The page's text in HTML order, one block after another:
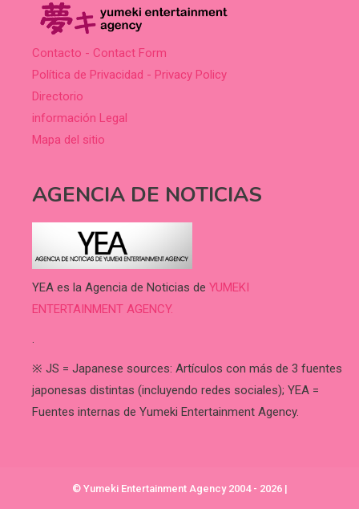
Contacto - Contact Form
Política de Privacidad - Privacy Policy
Directorio
información Legal
Mapa del sitio
AGENCIA DE NOTICIAS
YEA es la Agencia de Noticias de YUMEKI
ENTERTAINMENT AGENCY.
※ JS = Japanese sources: Artículos con más de 3 fuentes
japonesas distintas (incluyendo redes sociales); YEA =
Fuentes internas de Yumeki Entertainment Agency.
© Yumeki Entertainment Agency 2004 - 2026 |